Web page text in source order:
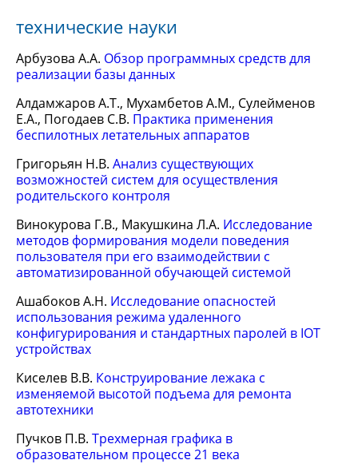
технические науки
Арбузова А.А. Обзор программных средств для
реализации базы данных
Алдамжаров А.Т., Мухамбетов А.М., Сулейменов
Е.А., Погодаев С.В. Практика применения
беспилотных летательных аппаратов
Григорьян Н.В. Анализ существующих
возможностей систем для осуществления
родительского контроля
Винокурова Г.В., Макушкина Л.А. Исследование
методов формирования модели поведения
пользователя при его взаимодействии с
автоматизированной обучающей системой
Ашабоков А.Н. Исследование опасностей
использования режима удаленного
конфигурирования и стандартных паролей в IOT
устройствах
Киселев В.В. Конструирование лежака с
изменяемой высотой подъема для ремонта
автотехники
Пучков П.В. Трехмерная графика в
образовательном процессе 21 века